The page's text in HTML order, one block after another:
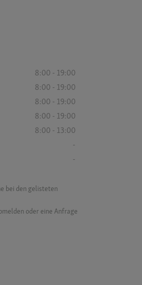
8:00 - 19:00
8:00 - 19:00
8:00 - 19:00
8:00 - 19:00
8:00 - 13:00
-
-
bei den gelisteten
oder eine Anfrage